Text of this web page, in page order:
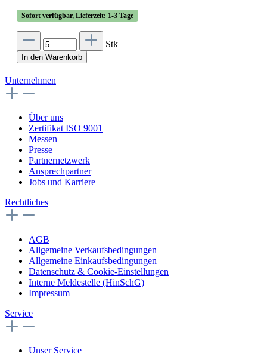
Sofort verfügbar, Lieferzeit: 1-3 Tage
Stk
In den Warenkorb
Unternehmen
Über uns
Zertifikat ISO 9001
Messen
Presse
Partnernetzwerk
Ansprechpartner
Jobs und Karriere
Rechtliches
AGB
Allgemeine Verkaufsbedingungen
Allgemeine Einkaufsbedingungen
Datenschutz & Cookie-Einstellungen
Interne Meldestelle (HinSchG)
Impressum
Service
Unser Service